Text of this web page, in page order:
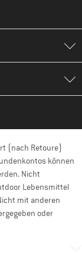
(nach Retoure)
können
Nicht
Lebensmittel
mit anderen
oder